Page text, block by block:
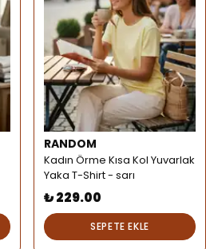
RANDOM
Kadın Örme Kısa Kol Yuvarlak
Yaka T-Shirt - sarı
₺ 229.00
SEPETE EKLE